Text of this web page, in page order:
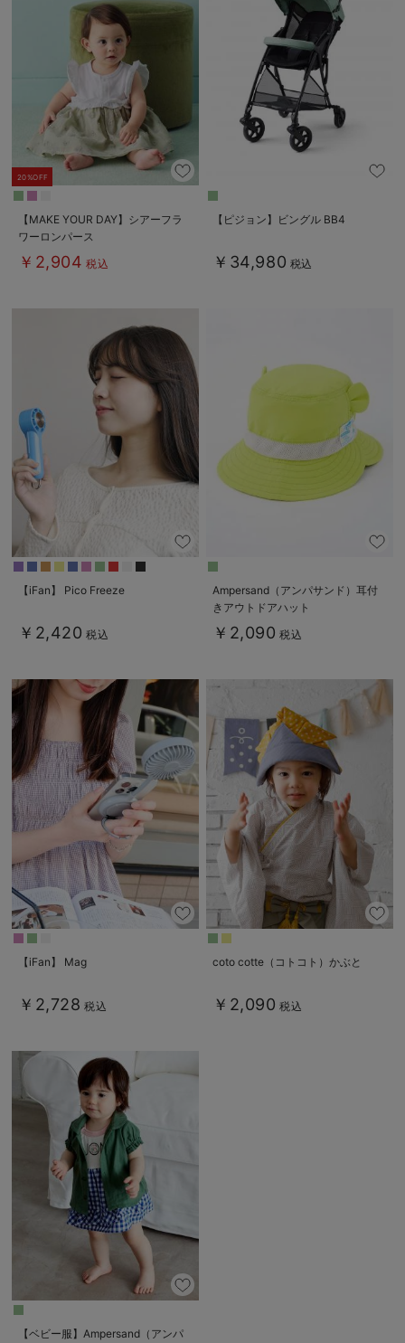
20%OFF
【MAKE YOUR DAY】シアーフラ
ワーロンパース
￥2,904 税込
【ピジョン】ビングル BB4
￥34,980 税込
【iFan】 Pico Freeze
￥2,420 税込
Ampersand（アンパサンド）耳付
きアウトドアハット
￥2,090 税込
【iFan】 Mag
￥2,728 税込
coto cotte（コトコト）かぶと
￥2,090 税込
【ベビー服】Ampersand（アンパ